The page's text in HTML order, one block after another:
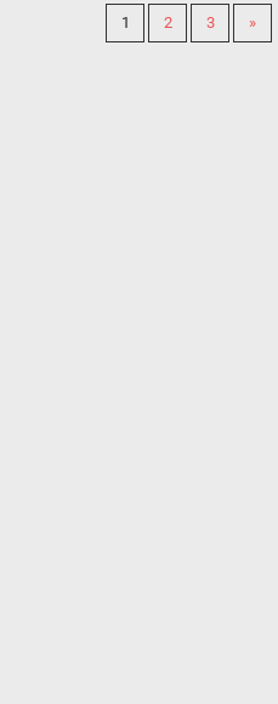
1 2 3 »